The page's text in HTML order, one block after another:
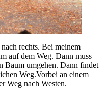
rechts. Bei meinem
auf dem Weg. Dann muss
Baum umgehen. Dann findet
Weg.Vorbei an einem
Weg nach Westen.